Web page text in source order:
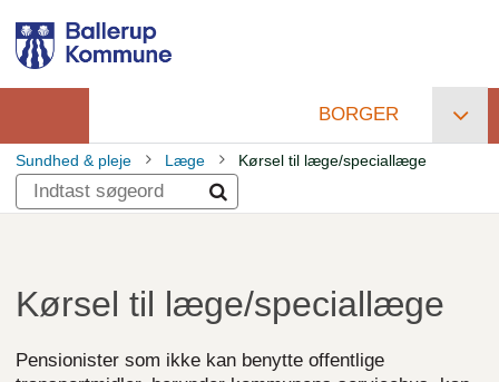
hovedindhold
Primær
navigation
BORGER
Brødkrumme
Sundhed & pleje Læge Kørsel til læge/speciallæge
Kørsel til læge/speciallæge
Pensionister som ikke kan benytte offentlige